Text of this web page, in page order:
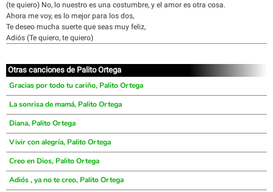
(te quiero) No, lo nuestro es una costumbre, y el amor es otra cosa.
Ahora me voy, es lo mejor para los dos,
Te deseo mucha suerte que seas muy feliz,
Adiós (Te quiero, te quiero)
Otras canciones de Palito Ortega
Gracias por todo tu cariño, Palito Ortega
La sonrisa de mamá, Palito Ortega
Diana, Palito Ortega
Vivir con alegría, Palito Ortega
Creo en Dios, Palito Ortega
Adiós , ya no te creo, Palito Ortega